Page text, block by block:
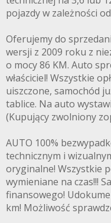
pojazdy w zależności
Oferujemy do
wersji z 2009 roku z
o mocy 86 KM. Auto
właściciel! Wszystkie
uiszczone, samochód
tablice. Na auto
(Kupujący zwolniony
AUTO 100%
technicznym i
oryginalne! Wszystkie
wymieniane na czas!!!
finansowego!
km! Możliwość